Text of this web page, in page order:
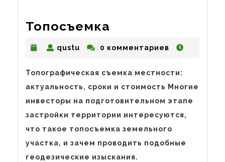
Топосъемка
qustu qustu0 комментариев
Топографическая съемка местности:
актуальность, сроки и стоимость Многие
инвесторы на подготовительном этапе
застройки территории интересуются,
что такое топосъемка земельного
участка, и зачем проводить подобные
геодезические изыскания.